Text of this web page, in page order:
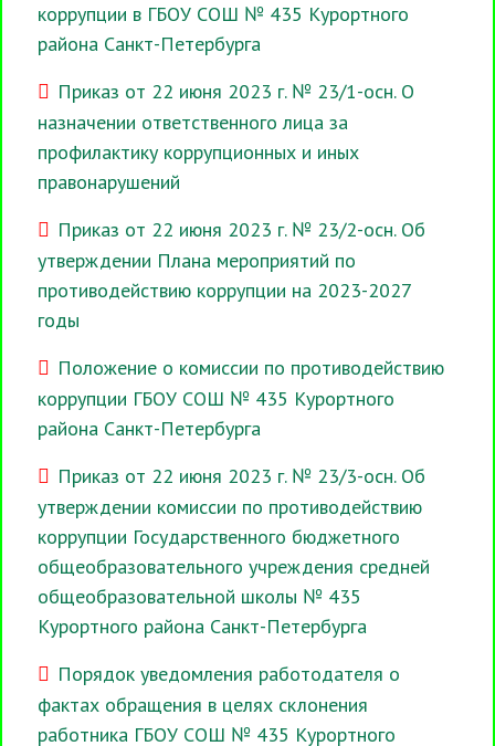
коррупции в ГБОУ СОШ № 435 Курортного
района Санкт-Петербурга
Приказ от 22 июня 2023 г. № 23/1-осн. О
назначении ответственного лица за
профилактику коррупционных и иных
правонарушений
Приказ от 22 июня 2023 г. № 23/2-осн. Об
утверждении Плана мероприятий по
противодействию коррупции на 2023-2027
годы
Положение о комиссии по противодействию
коррупции ГБОУ СОШ № 435 Курортного
района Санкт-Петербурга
Приказ от 22 июня 2023 г. № 23/3-осн. Об
утверждении комиссии по противодействию
коррупции Государственного бюджетного
общеобразовательного учреждения средней
общеобразовательной школы № 435
Курортного района Санкт-Петербурга
Порядок уведомления работодателя о
фактах обращения в целях склонения
работника ГБОУ СОШ № 435 Курортного